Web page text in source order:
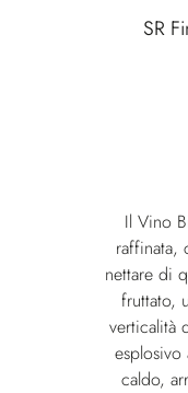
SR
Il Vino
raffinata,
nettare di
fruttato,
verticalità
esplosivo
caldo,